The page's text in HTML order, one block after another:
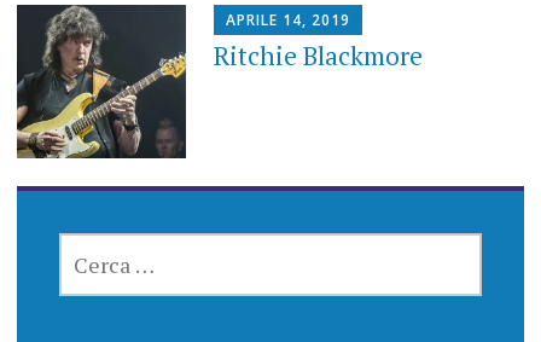
APRILE 14, 2019
Ritchie Blackmore
PER: